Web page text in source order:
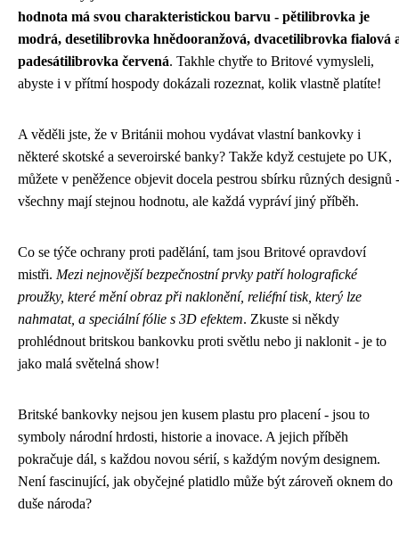
hodnota má svou charakteristickou barvu - pětilibrovka je
modrá, desetilibrovka hnědooranžová, dvacetilibrovka fialová
padesátilibrovka červená. Takhle chytře to Britové vymysleli,
abyste i v přítmí hospody dokázali rozeznat, kolik vlastně platíte!
A věděli jste, že v Británii mohou vydávat vlastní bankovky i
některé skotské a severoirské banky? Takže když cestujete po UK,
můžete v peněžence objevit docela pestrou sbírku různých designů -
všechny mají stejnou hodnotu, ale každá vypráví jiný příběh.
Co se týče ochrany proti padělání, tam jsou Britové opravdoví
mistři. Mezi nejnovější bezpečnostní prvky patří holografické
proužky, které mění obraz při naklonění, reliéfní tisk, který lze
nahmatat, a speciální fólie s 3D efektem. Zkuste si někdy
prohlédnout britskou bankovku proti světlu nebo ji naklonit - je to
jako malá světelná show!
Britské bankovky nejsou jen kusem plastu pro placení - jsou to
symboly národní hrdosti, historie a inovace. A jejich příběh
pokračuje dál, s každou novou sérií, s každým novým designem.
Není fascinující, jak obyčejné platidlo může být zároveň oknem do
duše národa?